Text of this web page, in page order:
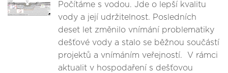
Počítáme s vodou. Jde o lepší kvalitu
vody a její udržitelnost. Posledních
deset let změnilo vnímání problematiky
dešťové vody a stalo se běžnou součástí
projektů a vnímáním veřejností. V rámci
aktualit v hospodaření s dešťovou